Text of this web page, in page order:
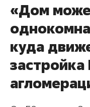
«Дом
куда
застройка